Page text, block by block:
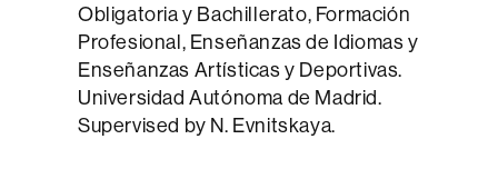
Obligatoria y Bachillerato, Formación
Profesional, Enseñanzas de Idiomas y
Enseñanzas Artísticas y Deportivas.
Universidad Autónoma de Madrid.
Supervised by N. Evnitskaya.